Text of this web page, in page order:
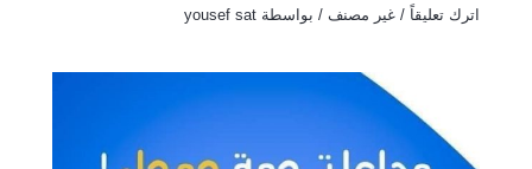
اترك تعليقاً /غير مصنف / بواسطة yousef sat